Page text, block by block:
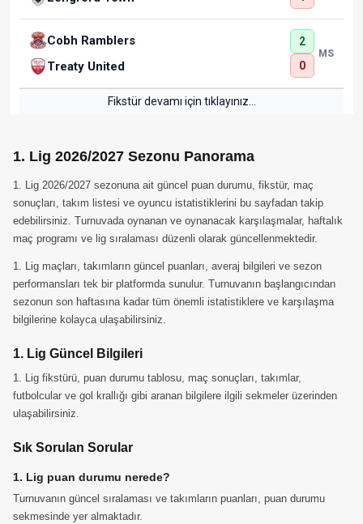
Cobh Ramblers
Treaty United
2
0
MS
Fikstür devamı için tıklayınız...
1. Lig 2026/2027 Sezonu Panorama
1. Lig 2026/2027 sezonuna ait güncel puan durumu, fikstür, maç
sonuçları, takım listesi ve oyuncu istatistiklerini bu sayfadan takip
edebilirsiniz. Turnuvada oynanan ve oynanacak karşılaşmalar, haftalık
maç programı ve lig sıralaması düzenli olarak güncellenmektedir.
1. Lig maçları, takımların güncel puanları, averaj bilgileri ve sezon
performansları tek bir platformda sunulur. Turnuvanın başlangıcından
sezonun son haftasına kadar tüm önemli istatistiklere ve karşılaşma
bilgilerine kolayca ulaşabilirsiniz.
1. Lig Güncel Bilgileri
1. Lig fikstürü, puan durumu tablosu, maç sonuçları, takımlar,
futbolcular ve gol krallığı gibi aranan bilgilere ilgili sekmeler üzerinden
ulaşabilirsiniz.
Sık Sorulan Sorular
1. Lig puan durumu nerede?
Turnuvanın güncel sıralaması ve takımların puanları, puan durumu
sekmesinde yer almaktadır.